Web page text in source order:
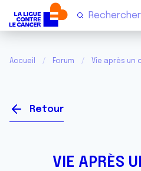
Accueil Forum Vie après un
Retour
VIE APRÈS